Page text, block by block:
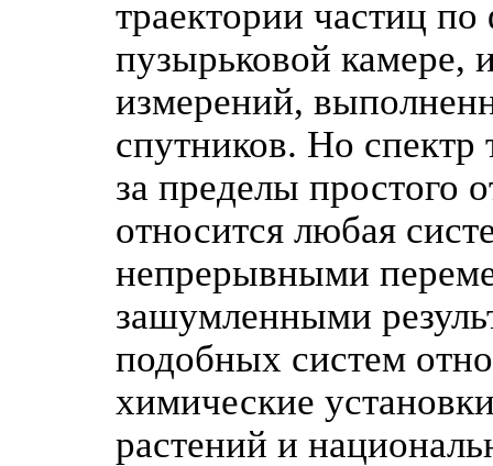
траектории частиц
пузырьковой камере,
измерений,
спутников. Но
за пределы
относится любая
непрерывными
зашумленными
подобных систем
химические
растений и